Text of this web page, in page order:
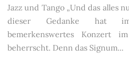
Jazz und Tango „Und das alles
dieser Gedanke hat
bemerkenswertes Konzert
beherrscht. Denn das Signum...